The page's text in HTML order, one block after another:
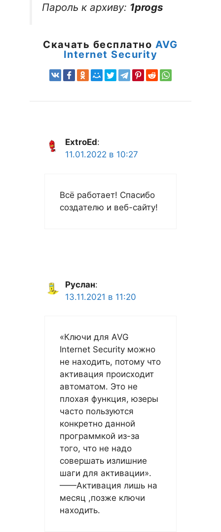
Пароль к архиву: 1progs
Скачать бесплатно AVG
Internet Security
ExtroEd:
11.01.2022 в 10:27
Всё работает! Спасибо
создателю и веб-сайту!
Руслан:
13.11.2021 в 11:20
«Ключи для AVG
Internet Security можно
не находить, потому что
активация происходит
автоматом. Это не
плохая функция, юзеры
часто пользуются
конкретно данной
программкой из-за
того, что не надо
совершать излишние
шаги для активации».
——Активация лишь на
месяц ,позже ключи
находить.